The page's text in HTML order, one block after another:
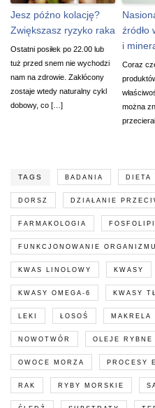
Jesz późno kolację?
Zwiększasz ryzyko raka
Ostatni posiłek po 22.00 lub
tuż przed snem nie wychodzi
nam na zdrowie. Zakłócony
zostaje wtedy naturalny cykl
dobowy, co […]
źródło
i
Coraz
można
TAGS BADANIA DIETA
DORSZ DZIAŁANIE
FARMAKOLOGIA
FUNKCJONOWANIE ORGANIZMU
KWAS LINOLOWY KWASY
KWASY OMEGA-6 KWASY
LEKI ŁOSOŚ MAKRELA
NOWOTWÓR OLEJE RYBNE
OWOCE MORZA PROCESY
RAK RYBY MORSKIE